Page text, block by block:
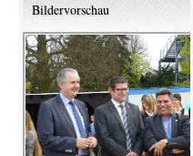
Bildervorschau